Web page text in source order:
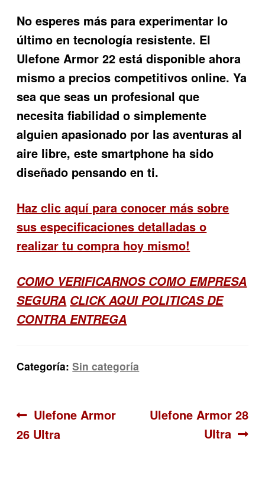
No esperes más para experimentar lo
último en tecnología resistente. El
Ulefone Armor 22 está disponible ahora
mismo a precios competitivos online. Ya
sea que seas un profesional que
necesita fiabilidad o simplemente
alguien apasionado por las aventuras al
aire libre, este smartphone ha sido
diseñado pensando en ti.
Haz clic aquí para conocer más sobre
sus especificaciones detalladas o
realizar tu compra hoy mismo!
COMO VERIFICARNOS COMO EMPRESA
SEGURA CLICK AQUI POLITICAS DE
CONTRA ENTREGA
Categoría:Sin categoría
Navegación
de
Anterior:
Ulefone Armor
26 Ultra
Siguiente:
Ulefone Armor 28
Ultra